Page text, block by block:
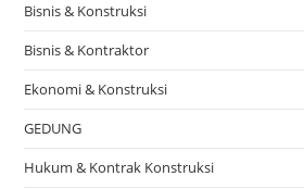
Bisnis & Konstruksi
Bisnis & Kontraktor
Ekonomi & Konstruksi
GEDUNG
Hukum & Kontrak Konstruksi